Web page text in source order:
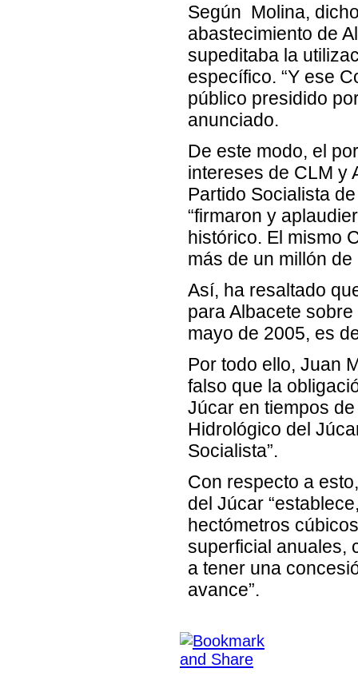
Según Molina,
abastecimiento de
supeditaba la
específico. “Y ese
público presidido
anunciado.
De este modo, el
intereses de CLM y
Partido Socialista
“firmaron y
histórico. El mismo
más de un millón
Así, ha resaltado
para Albacete
mayo de 2005, es
Por todo ello, Juan
falso que la
Júcar en tiempos
Hidrológico del
Socialista”.
Con respecto a
del Júcar
hectómetros
superficial anuales,
a tener una
avance”.